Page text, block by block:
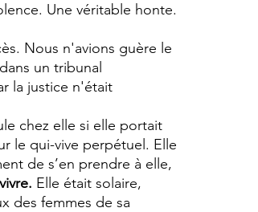
Une véritable honte.
Nous n'avions guère le
un tribunal
la justice n'était
chez elle si elle portait
le qui-vive perpétuel. Elle
de s’en prendre à elle,
Elle était solaire,
des femmes de sa